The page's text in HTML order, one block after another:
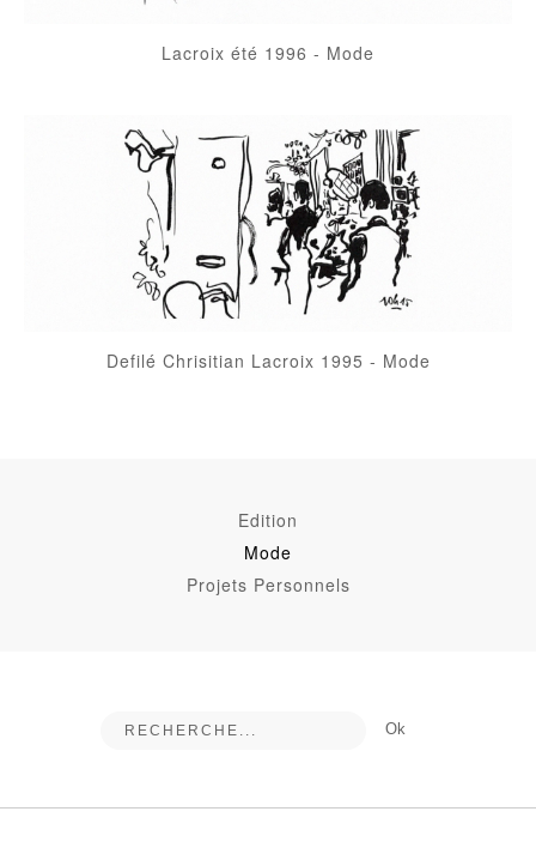
Lacroix été 1996 - Mode
Defilé Chrisitian Lacroix 1995 - Mode
Edition
Mode
Projets Personnels